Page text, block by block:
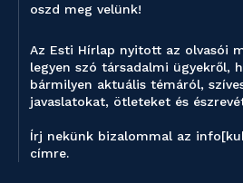
oszd meg velünk!
Az Esti Hírlap nyitott az olvasói
legyen szó társadalmi ügyekről,
bármilyen aktuális témáról,
javaslatokat, ötleteket és
Írj nekünk bizalommal az
címre.